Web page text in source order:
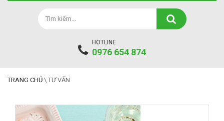
HOTLINE
0976 654 874
TRANG CHỦ \ TƯ VẤN